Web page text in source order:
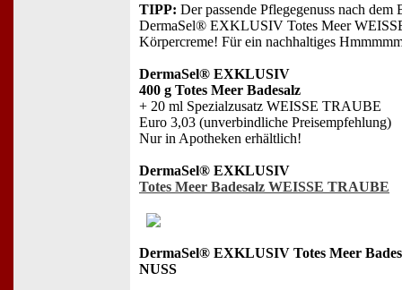
TIPP: Der passende Pflegegenuss nach dem
DermaSel® EXKLUSIV Totes Meer
Körpercreme! Für ein nachhaltiges
DermaSel® EXKLUSIV
400 g Totes Meer Badesalz
+ 20 ml Spezialzusatz WEISSE TRAUBE
Euro 3,03 (unverbindliche Preisempfehlung)
Nur in Apotheken erhältlich!
DermaSel® EXKLUSIV
Totes Meer Badesalz WEISSE TRAUBE
DermaSel® EXKLUSIV Totes Meer
NUSS